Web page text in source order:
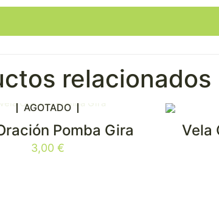
relacionados
AGOTADO
Pomba Gira
3,00 €
Vela